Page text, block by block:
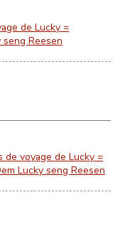
de Lucky =
Reesen
de voyage de Lucky =
Lucky seng Reesen